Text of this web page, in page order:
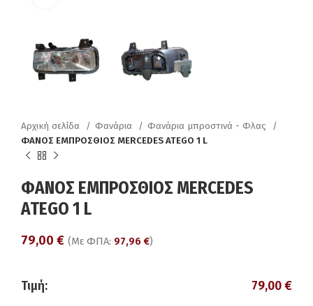
Αρχική σελίδα Φανάρια
Φανάρια μπροστινά - Φλας
ΦΑΝΟΣ ΕΜΠΡΟΣΘΙΟΣ MERCEDES ATEGO 1 L
ΦΑΝΟΣ ΕΜΠΡΟΣΘΙΟΣ MERCEDES
ATEGO 1 L
79,00 € (Με ΦΠΑ: 97,96 €)
Τιμή: 79,00€